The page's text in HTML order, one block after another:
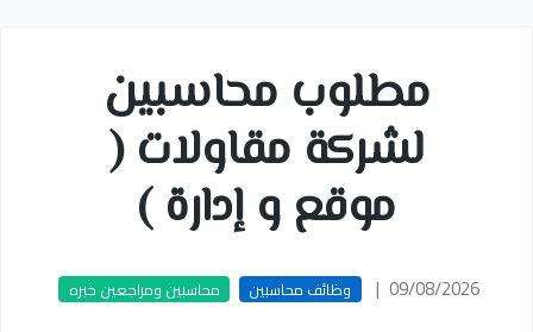
مطلوب محاسبين
لشركة مقاولات (
موقع و إدارة )
09/08/2026
| وظائف محاسبين محاسبين ومراجعين خبره